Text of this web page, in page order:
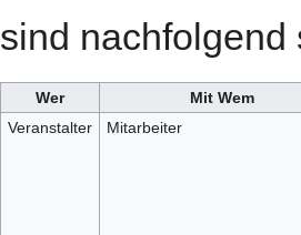
sind nachfolgend
Wer
Mit Wem
Veranstalter
Mitarbeiter